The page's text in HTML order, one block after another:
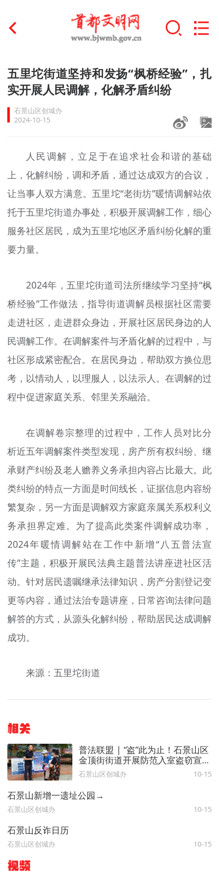
首页
文明创建
文明实践
未成年人思想道德建设
榜样人物
+
身边好人
文明评论
北京宣传文化引导基金
宣传思想文化人才
专题
资料库
+
五里坨街道坚持和发扬“枫桥经验”，扎
实开展人民调解，化解矛盾纠纷
石景山区创城办
2024-10-15
人民调解，立足于在追求社会和谐的基础
上，化解纠纷，调和矛盾，通过达成双方的合议，
让当事人双方满意。五里坨“老街坊”暖情调解站依
托于五里坨街道办事处，积极开展调解工作，细心
服务社区居民，成为五里坨地区矛盾纠纷化解的重
要力量。
2024年，五里坨街道司法所继续学习坚持“枫
桥经验”工作做法，指导街道调解员根据社区需要
走进社区，走进群众身边，开展社区居民身边的人
民调解工作。在调解案件与矛盾化解的过程中，与
社区形成紧密配合。在居民身边，帮助双方换位思
考，以情动人，以理服人，以法示人。在调解的过
程中促进家庭关系、邻里关系融洽。
在调解卷宗整理的过程中，工作人员对比分
析近五年调解案件类型发现，房产所有权纠纷、继
承财产纠纷及老人赡养义务承担内容占比最大。此
类纠纷的特点一方面是时间线长，证据信息内容纷
繁复杂，另一方面是调解双方家庭亲属关系权利义
务承担界定难。为了提高此类案件调解成功率，
2024年暖情调解站在工作中新增“八五普法宣
传”主题，积极开展民法典主题普法讲座进社区活
动。针对居民遗嘱继承法律知识，房产分割登记变
更等内容，通过法治专题讲座，日常咨询法律问题
解答的方式，从源头化解纠纷，帮助居民达成调解
成功。
来源：五里坨街道
相关
普法联盟 | “盗”此为止！石景山区
金顶街街道开展防范入室盗窃宣传
活动
石景山区创城办 10-15
石景山新增一遗址公园→
石景山区创城办 10-15
石景山反诈日历
石景山区创城办 10-15
视频